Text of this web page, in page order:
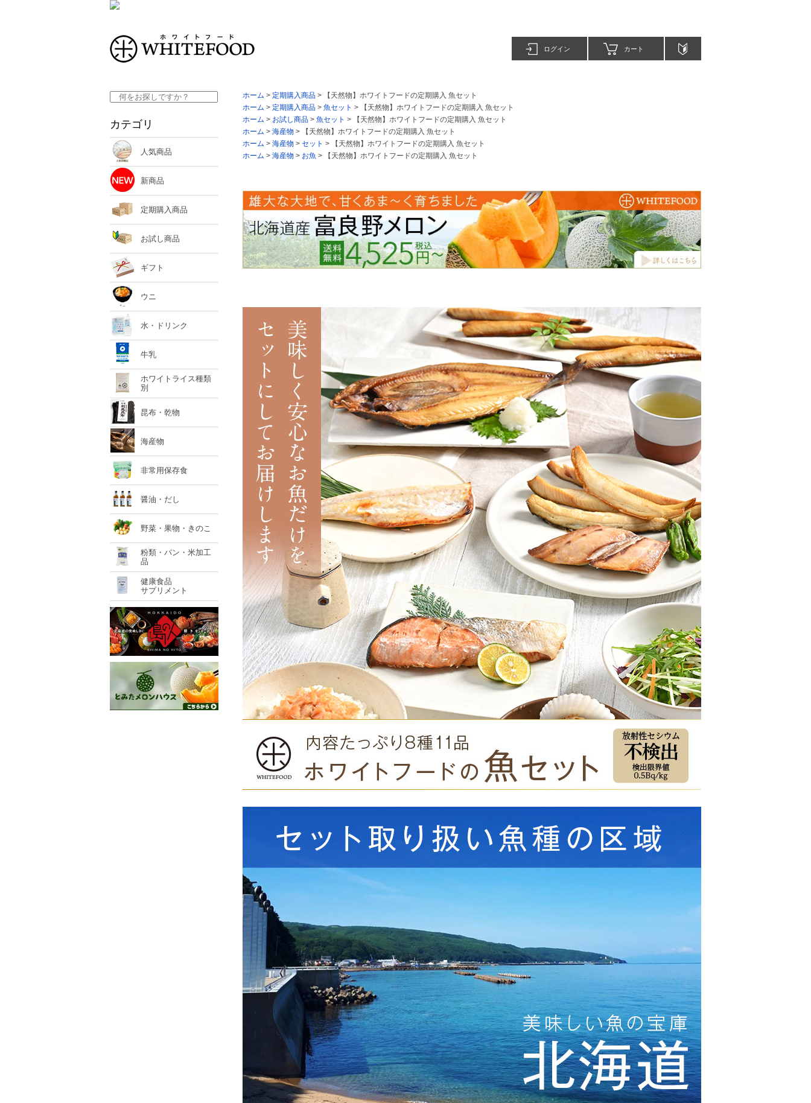
ログイン カート
ホーム > 定期購入商品 > 【天然物】ホワイトフードの定期購入 魚セット
ホーム > 定期購入商品 > 魚セット > 【天然物】ホワイトフードの定期購入 魚セット
ホーム > お試し商品 > 魚セット > 【天然物】ホワイトフードの定期購入 魚セット
ホーム > 海産物 > 【天然物】ホワイトフードの定期購入 魚セット
ホーム > 海産物 > セット > 【天然物】ホワイトフードの定期購入 魚セット
ホーム > 海産物 > お魚 > 【天然物】ホワイトフードの定期購入 魚セット
カテゴリ
人気商品
新商品
定期購入商品
お試し商品
ギフト
ウニ
水・ドリンク
牛乳
ホワイトライス種類
別
昆布・乾物
海産物
非常用保存食
醤油・だし
野菜・果物・きのこ
粉類・パン・米加工
品
健康食品
サプリメント